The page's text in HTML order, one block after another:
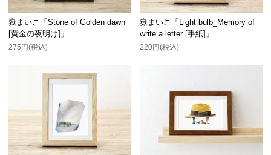
嶽まいこ「Stone of Golden dawn
[黄金の夜明け]」
275円(税込)
嶽まいこ「Light bulb_Memory of
write a letter [手紙]」
220円(税込)